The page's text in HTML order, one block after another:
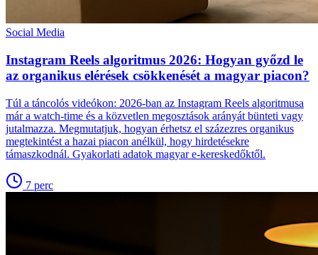
Social Media
Instagram Reels algoritmus 2026: Hogyan győzd le
az organikus elérések csökkenését a magyar piacon?
Túl a táncolós videókon: 2026-ban az Instagram Reels algoritmusa
már a watch-time és a közvetlen megosztások arányát bünteti vagy
jutalmazza. Megmutatjuk, hogyan érhetsz el százezres organikus
megtekintést a hazai piacon anélkül, hogy hirdetésekre
támaszkodnál. Gyakorlati adatok magyar e-kereskedőktől.
7 perc